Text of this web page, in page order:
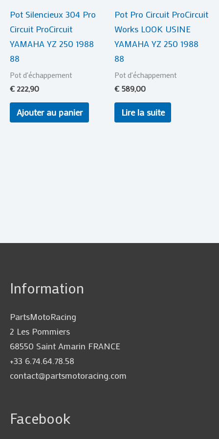
Pot Silencieux 304 Pro
Circuit ProCircuit
YAMAHA YZ 250 1988
88
Pot d'échappement
€ 222,90
Ajouter au panier
Pot Pro Circuit ProCircuit
Works LOOK USINE
YAMAHA YZ 250 1988
88
Pot d'échappement
€ 589,00
Lire la suite
Information
PartsMotoRacing
2 Les Pommiers
68550 Saint Amarin FRANCE
+33 6.74.64.78.58
contact@partsmotoracing.com
Facebook